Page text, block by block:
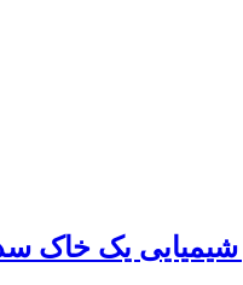
شیمیایی یک خاک